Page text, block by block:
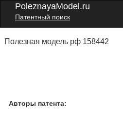
PoleznayaModel.ru
Патентный поиск
Полезная модель рф 158442
Авторы патента: